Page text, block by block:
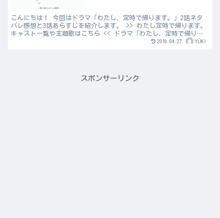
こんにちは！ 今回はドラマ「わたし、定時で帰ります。」2話ネタ
バレ感想と3話あらすじを紹介します。 >> わたし定時で帰ります。
キャスト一覧や主題歌はこちら << ドラマ「わたし、定時で帰りま
す。」2話ネタバレ ネットヒーローズ・制作4部で...2019.04.27 YŪKI
スポンサーリンク